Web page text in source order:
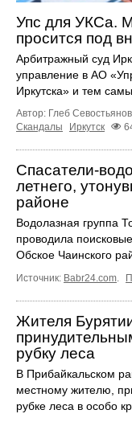
Упс для УКСа.
просится под
Арбитражный суд
управление в АО
Иркутска» и тем
Автор: Глеб Севостьянов.
Скандалы
Иркутск
Спасатели-
летнего,
районе
Водолазная группа
проводила
Обское Чаинского
Источник: Babr24.com
Жителя
рубку леса
В Прибайкальском
местному жителю,
рубке леса в особо